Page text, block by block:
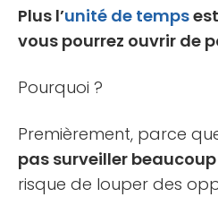
Plus l’unité de temps
vous pourrez ouvrir de
Pourquoi ?
Premièrement, parce
pas surveiller
risque de louper des